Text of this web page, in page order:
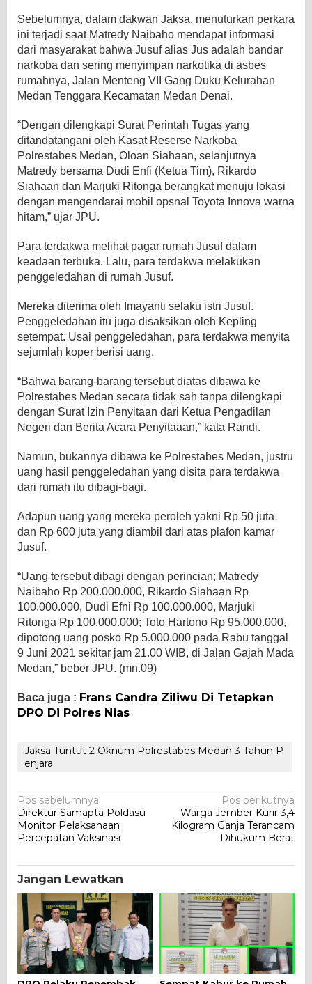
Sebelumnya, dalam dakwan Jaksa, menuturkan perkara
ini terjadi saat Matredy Naibaho mendapat informasi
dari masyarakat bahwa Jusuf alias Jus adalah bandar
narkoba dan sering menyimpan narkotika di asbes
rumahnya, Jalan Menteng VII Gang Duku Kelurahan
Medan Tenggara Kecamatan Medan Denai.
“Dengan dilengkapi Surat Perintah Tugas yang
ditandatangani oleh Kasat Reserse Narkoba
Polrestabes Medan, Oloan Siahaan, selanjutnya
Matredy bersama Dudi Enfi (Ketua Tim), Rikardo
Siahaan dan Marjuki Ritonga berangkat menuju lokasi
dengan mengendarai mobil opsnal Toyota Innova warna
hitam,” ujar JPU.
Para terdakwa melihat pagar rumah Jusuf dalam
keadaan terbuka. Lalu, para terdakwa melakukan
penggeledahan di rumah Jusuf.
Mereka diterima oleh Imayanti selaku istri Jusuf.
Penggeledahan itu juga disaksikan oleh Kepling
setempat. Usai penggeledahan, para terdakwa menyita
sejumlah koper berisi uang.
“Bahwa barang-barang tersebut diatas dibawa ke
Polrestabes Medan secara tidak sah tanpa dilengkapi
dengan Surat Izin Penyitaan dari Ketua Pengadilan
Negeri dan Berita Acara Penyitaaan,” kata Randi.
Namun, bukannya dibawa ke Polrestabes Medan, justru
uang hasil penggeledahan yang disita para terdakwa
dari rumah itu dibagi-bagi.
Adapun uang yang mereka peroleh yakni Rp 50 juta
dan Rp 600 juta yang diambil dari atas plafon kamar
Jusuf.
“Uang tersebut dibagi dengan perincian; Matredy
Naibaho Rp 200.000.000, Rikardo Siahaan Rp
100.000.000, Dudi Efni Rp 100.000.000, Marjuki
Ritonga Rp 100.000.000; Toto Hartono Rp 95.000.000,
dipotong uang posko Rp 5.000.000 pada Rabu tanggal
9 Juni 2021 sekitar jam 21.00 WIB, di Jalan Gajah Mada
Medan,” beber JPU. (mn.09)
Baca juga : Frans Candra Ziliwu Di Tetapkan
DPO Di Polres Nias
Jaksa Tuntut 2 Oknum Polrestabes Medan 3 Tahun P
enjara
Navigasi
pos
Pos sebelumnya
Direktur Samapta Poldasu
Monitor Pelaksanaan
Percepatan Vaksinasi
Pos berikutnya
Warga Jember Kurir 3,4
Kilogram Ganja Terancam
Dihukum Berat
Jangan Lewatkan